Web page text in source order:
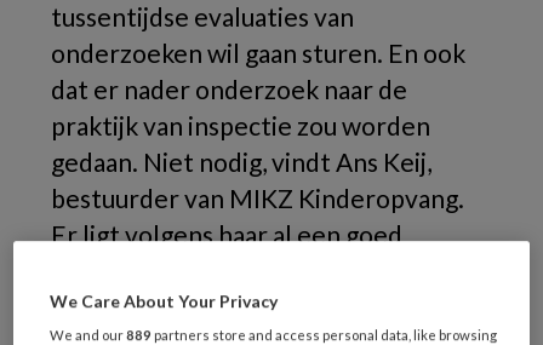
tussentijdse evaluaties van
onderzoeken wil gaan sturen. En ook
dat er nader onderzoek naar de
praktijk van inspectie zou worden
gedaan. Niet nodig, vindt Ans Keij,
bestuurder van MIKZ Kinderopvang.
Er ligt volgens haar al een goed
aangeeft voor verbeteringen.
We Care About Your Privacy
We and our889 partners store and access personal data, like browsing